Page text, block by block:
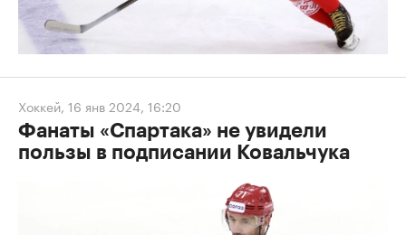
Хоккей, 16 янв 2024, 16:20
Фанаты «Спартака» не увидели
пользы в подписании Ковальчука